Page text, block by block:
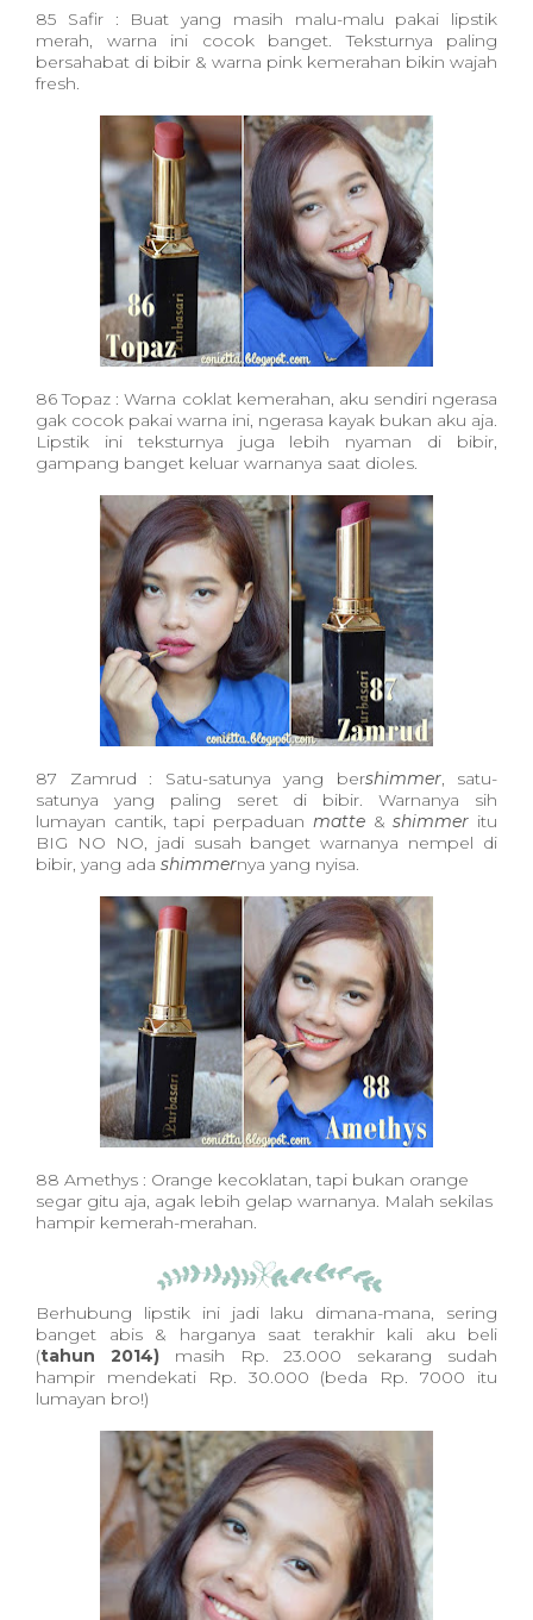
85 Safir : Buat yang masih malu-malu pakai lipstik
merah, warna ini cocok banget. Teksturnya paling
bersahabat di bibir & warna pink kemerahan bikin wajah
fresh.
86 Topaz : Warna coklat kemerahan, aku sendiri ngerasa
gak cocok pakai warna ini, ngerasa kayak bukan aku aja.
Lipstik ini teksturnya juga lebih nyaman di bibir,
gampang banget keluar warnanya saat dioles.
87 Zamrud : Satu-satunya yang bershimmer, satu-
satunya yang paling seret di bibir. Warnanya sih
lumayan cantik, tapi perpaduan matte&shimmer itu
BIG NO NO, jadi susah banget warnanya nempel di
bibir, yang ada shimmernya yang nyisa.
88 Amethys : Orange kecoklatan, tapi bukan orange
segar gitu aja, agak lebih gelap warnanya. Malah sekilas
hampir kemerah-merahan.
Berhubung lipstik ini jadi laku dimana-mana, sering
banget abis & harganya saat terakhir kali aku beli
(tahun 2014)masih Rp. 23.000 sekarang sudah
hampir mendekati Rp. 30.000 (beda Rp. 7000 itu
lumayan bro!)